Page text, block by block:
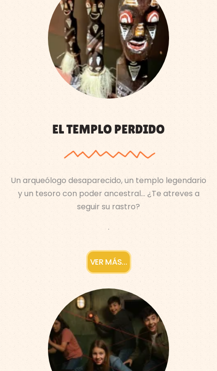
EL TEMPLO PERDIDO
Un arqueólogo desaparecido, un templo legendario
y un tesoro con poder ancestral… ¿Te atreves a
seguir su rastro?
.
VER MÁS...